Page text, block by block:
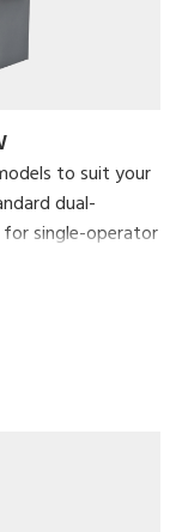
to suit your
dual-
for single-operator
operator-3-
the same time.